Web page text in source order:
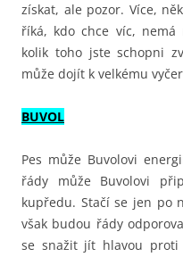
získat, ale pozor. Více,
říká, kdo chce víc,
kolik toho jste schopni
může dojít k velkému
BUVOL
Pes může Buvolovi
řády může Buvolovi
kupředu. Stačí se jen po
však budou řády
se snažit jít hlavou